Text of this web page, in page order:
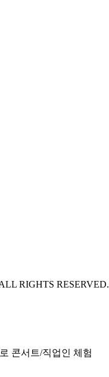
RIGHTS RESERVED.
콘서트/직업인 체험